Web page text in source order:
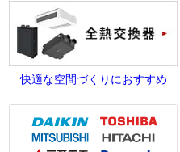
快適な空間づくりにおすすめ